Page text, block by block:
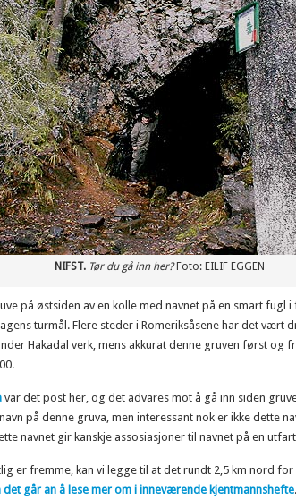
NIFST. Tør du gå inn her?Foto: EILIF EGGEN
på østsiden av en kolle med navnet på en smart fugl
turmål. Flere steder i Romeriksåsene har det vært
Hakadal verk, mens akkurat denne gruven først og
var det post her, og det advares mot å gå inn siden
på denne gruva, men interessant nok er ikke dette
navnet gir kanskje assosiasjoner til navnet på en
er fremme, kan vi legge til at det rundt 2,5 km nord
det går an å lese mer om i inneværende kjentmannshefte